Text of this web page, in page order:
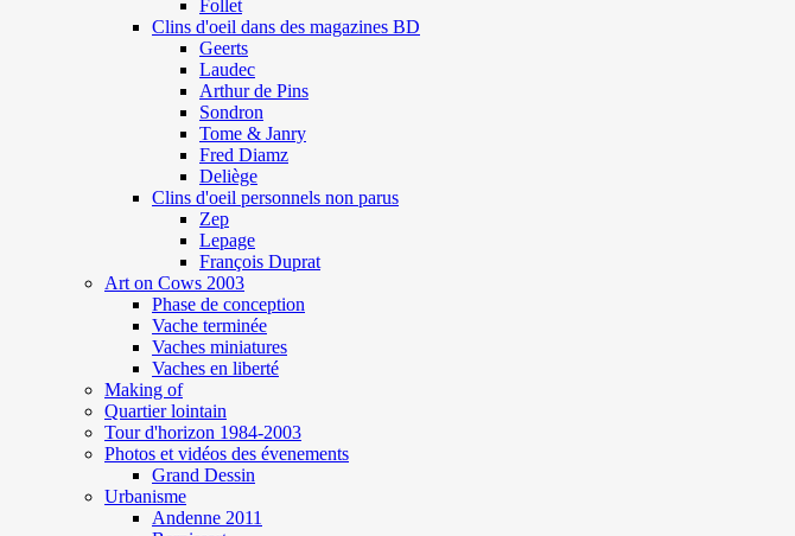
Follet
Clins d'oeil dans des magazines BD
Geerts
Laudec
Arthur de Pins
Sondron
Tome & Janry
Fred Diamz
Deliège
Clins d'oeil personnels non parus
Zep
Lepage
François Duprat
Art on Cows 2003
Phase de conception
Vache terminée
Vaches miniatures
Vaches en liberté
Making of
Quartier lointain
Tour d'horizon 1984-2003
Photos et vidéos des évenements
Grand Dessin
Urbanisme
Andenne 2011